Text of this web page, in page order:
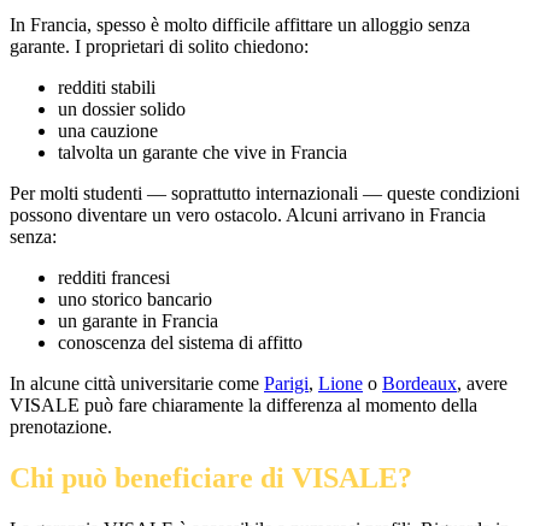
In Francia, spesso è molto difficile affittare un alloggio senza
garante. I proprietari di solito chiedono:
redditi stabili
un dossier solido
una cauzione
talvolta un garante che vive in Francia
Per molti studenti — soprattutto internazionali — queste condizioni
possono diventare un vero ostacolo. Alcuni arrivano in Francia
senza:
redditi francesi
uno storico bancario
un garante in Francia
conoscenza del sistema di affitto
In alcune città universitarie come Parigi, Lione o Bordeaux, avere
VISALE può fare chiaramente la differenza al momento della
prenotazione.
Chi può beneficiare di VISALE?